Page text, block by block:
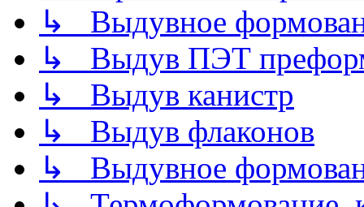
↳ Выдувное
↳ Выдув ПЭТ
↳ Выдув канистр
↳ Выдув флаконов
↳ Выдувное